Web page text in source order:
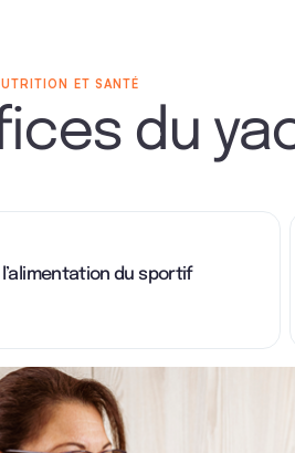
ET SANTÉ
du
du sportif